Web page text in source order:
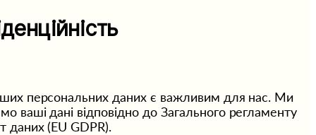
персональних даних є важливим для нас. Ми
ваші дані відповідно до Загального регламенту
даних (EU GDPR).